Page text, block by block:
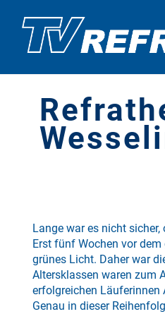
Lange war es nicht
Erst fünf Wochen vor
grünes Licht. Daher war
Altersklassen waren zum
erfolgreichen Läuferinnen
Genau in dieser